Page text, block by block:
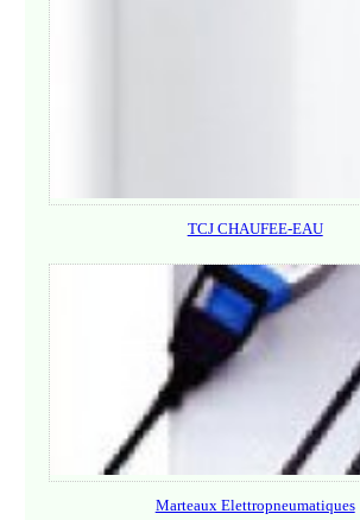
TCJ CHAUFEE-EAU
Marteaux Elettropneumatiques